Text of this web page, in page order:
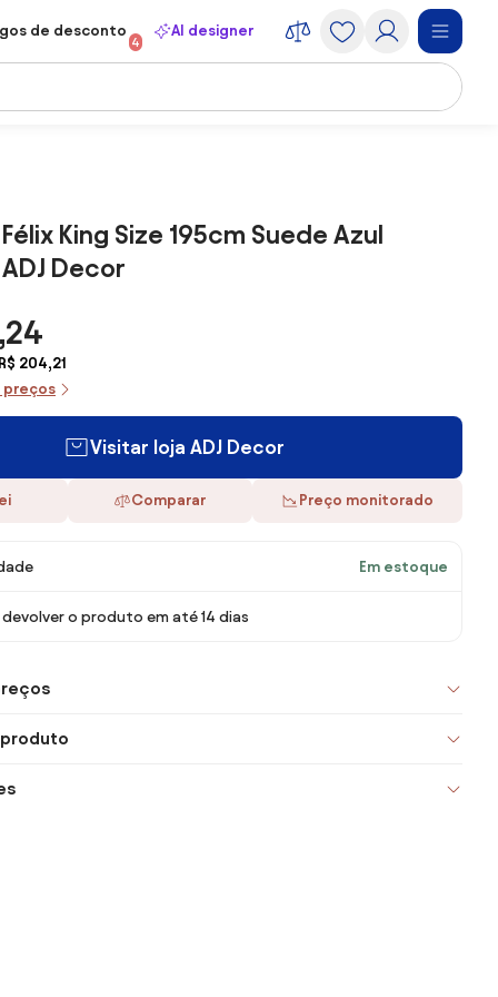
de desconto
4
AI designer
King Size 195cm Suede Azul
Decor
204,21
preços
Visitar loja ADJ Decor
Comparar Preço monitorado
Em estoque
o produto em até 14 dias